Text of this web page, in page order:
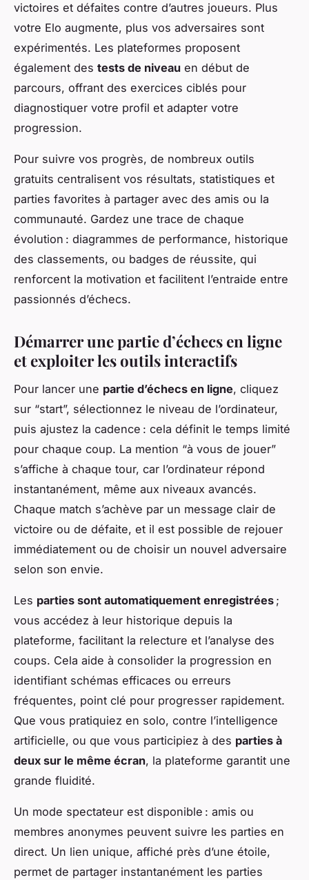
victoires et défaites contre d’autres joueurs. Plus
votre Elo augmente, plus vos adversaires sont
expérimentés. Les plateformes proposent
également des tests de niveau en début de
parcours, offrant des exercices ciblés pour
diagnostiquer votre profil et adapter votre
progression.
Pour suivre vos progrès, de nombreux outils
gratuits centralisent vos résultats, statistiques et
parties favorites à partager avec des amis ou la
communauté. Gardez une trace de chaque
évolution : diagrammes de performance, historique
des classements, ou badges de réussite, qui
renforcent la motivation et facilitent l’entraide entre
passionnés d’échecs.
Démarrer une partie d’échecs en ligne
et exploiter les outils interactifs
Pour lancer une partie d’échecs en ligne, cliquez
sur “start”, sélectionnez le niveau de l’ordinateur,
puis ajustez la cadence : cela définit le temps limité
pour chaque coup. La mention “à vous de jouer”
s’affiche à chaque tour, car l’ordinateur répond
instantanément, même aux niveaux avancés.
Chaque match s’achève par un message clair de
victoire ou de défaite, et il est possible de rejouer
immédiatement ou de choisir un nouvel adversaire
selon son envie.
Les parties sont automatiquement enregistrées ;
vous accédez à leur historique depuis la
plateforme, facilitant la relecture et l’analyse des
coups. Cela aide à consolider la progression en
identifiant schémas efficaces ou erreurs
fréquentes, point clé pour progresser rapidement.
Que vous pratiquiez en solo, contre l’intelligence
artificielle, ou que vous participiez à des parties à
deux sur le même écran, la plateforme garantit une
grande fluidité.
Un mode spectateur est disponible : amis ou
membres anonymes peuvent suivre les parties en
direct. Un lien unique, affiché près d’une étoile,
permet de partager instantanément les parties